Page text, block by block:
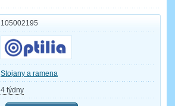
105002195
Stojany a ramena
4 týdny